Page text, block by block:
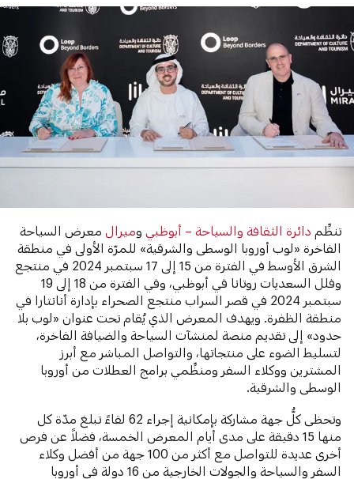
تنظِّم دائرة الثقافة والسياحة – أبوظبي وميرال معرض السياحة
الفاخرة «لوب أوروبا الوسطى والشرقية» للمرّة الأولى في
منطقة
الشرق الأوسط في الفترة من 15 إلى 17 سبتمبر 2024 في منتجع
وفلل السعديات روتانا في أبوظبي، وفي الفترة من 18
إلى 19
سبتمبر 2024 في قصر السراب منتجع الصحراء بإدارة أنانتارا في
منطقة الظفرة. ويهدف المعرض الذي يُقام تحت عنوان «لوب بلا
حدود» إلى تقديم منصة لمنشآت السياحة والضيافة الفاخرة،
لتسليط الضوء على منتجاتها، والتواصل المباشر مع أبرز
المشترين ووكلاء السفر ومنظِّمي برامج العطلات من أوروبا
الوسطى والشرقية.
وتحظى كلُّ جهة مشاركة بإمكانية إجراء 62 لقاءً تبلغ مدّة كل
منها 15 دقيقة على مدى أيام المعرض الخمسة، فضلاً عن فرص
أخرى عديدة للتواصل مع أكثر من 100 جهة من أفضل وكلاء
السفر والسياحة والجولات الخارجية من 16 دولة في أوروبا